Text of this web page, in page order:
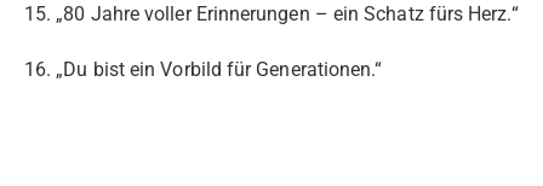
15. „80 Jahre voller Erinnerungen – ein Schatz fürs Herz.“
16. „Du bist ein Vorbild für Generationen.“